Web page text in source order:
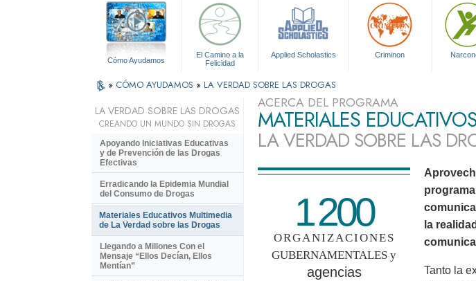
Cómo Ayudamos
El Camino a la
Felicidad
Applied Scholastics Criminon
» CÓMO AYUDAMOS » LA VERDAD SOBRE LAS DROGAS
ACERCA DEL PROGRAMA
MATERIALES
LA VERDAD SOBRE LAS
1 200
ORGANIZACIONES
GUBERNAMENTALES y
agencias
la
Tanto la
LA VERDAD SOBRE LAS DROGAS
CREANDO UN MUNDO SIN DROGAS
Apoyando Iniciativas Educativas
y de Prevención de las Drogas
Efectivas
Erradicando la Epidemia Mundial
del Consumo de Drogas
Materiales Educativos Multimedia
de La Verdad sobre las Drogas
Llegando a Millones Con el
Mensaje “Ellos Decían, Ellos
Mentían”